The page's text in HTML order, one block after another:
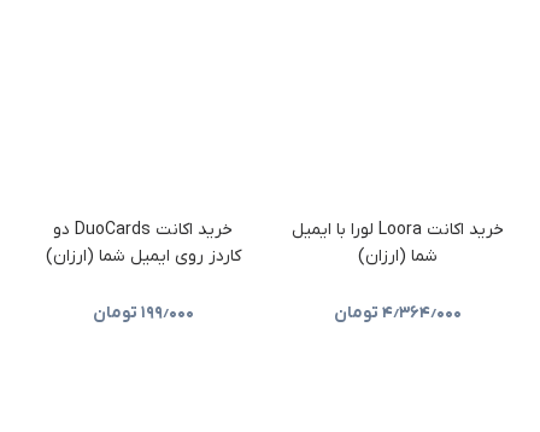
خرید اکانت Loora لورا با ایمیل
شما (ارزان)
۴٫۳۶۴٫۰۰۰ تومان
خرید اکانت DuoCards دو
کاردز روی ایمیل شما (ارزان)
۱۹۹٫۰۰۰ تومان